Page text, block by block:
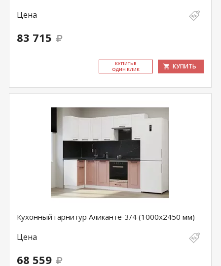
Цена
83 715
КУ­ПИТЬ В
ОДИН КЛИК
КУПИТЬ
Кухонный гарнитур Аликанте-3/4 (1000х2450 мм)
Цена
68 559